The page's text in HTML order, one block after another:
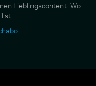
Lieblingscontent. Wo